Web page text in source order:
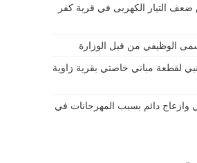
التيار الكهربى في قرية كفر
الوظيفي من قبل الوزارة
لقطعة مباني خاصتي بقرية زاوية
وازعاج دائم بسبب المهرجانات في